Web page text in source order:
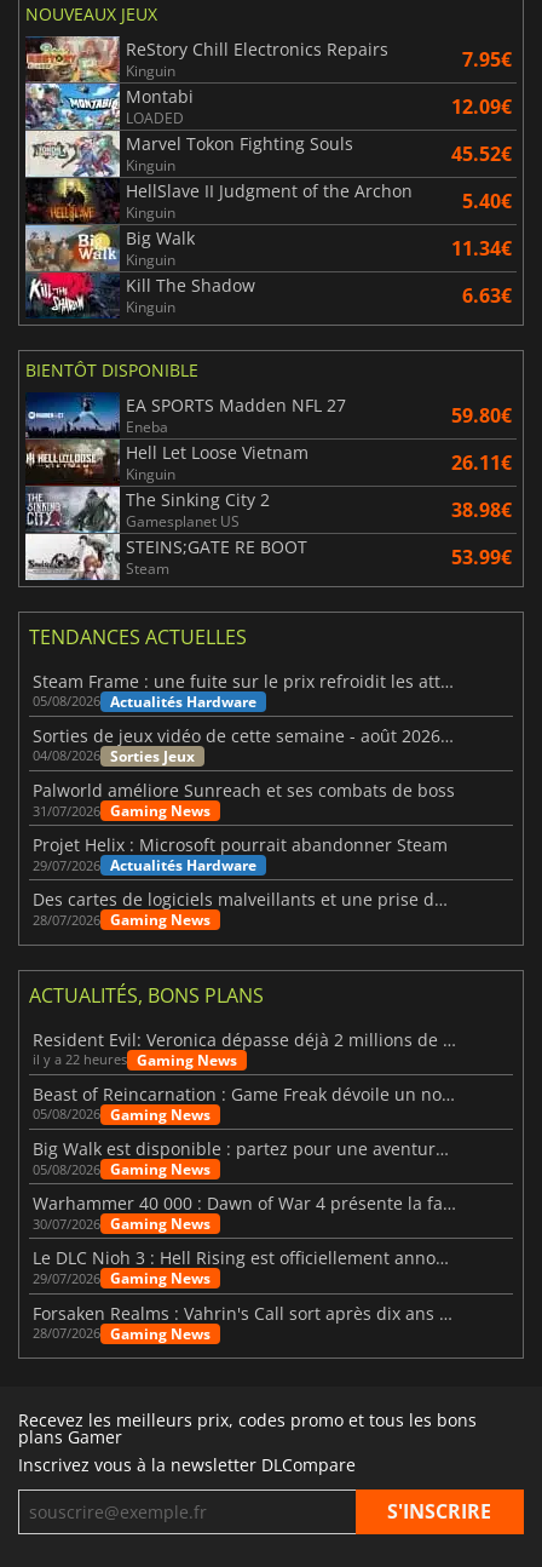
NOUVEAUX JEUX
ReStory Chill Electronics Repairs
Kinguin 7.95€
Montabi
LOADED 12.09€
Marvel Tokon Fighting Souls
Kinguin 45.52€
HellSlave II Judgment of the Archon
Kinguin 5.40€
Big Walk
Kinguin 11.34€
Kill The Shadow
Kinguin 6.63€
BIENTÔT DISPONIBLE
EA SPORTS Madden NFL 27
Eneba 59.80€
Hell Let Loose Vietnam
Kinguin 26.11€
The Sinking City 2
Gamesplanet US 38.98€
STEINS;GATE RE BOOT
Steam 53.99€
TENDANCES ACTUELLES
Steam Frame : une fuite sur le prix refroidit les attentes VR
05/08/2026 Actualités Hardware
Sorties de jeux vidéo de cette semaine - août 2026 (semaine 32)
04/08/2026 Sorties Jeux
Palworld améliore Sunreach et ses combats de boss
31/07/2026 Gaming News
Projet Helix : Microsoft pourrait abandonner Steam
29/07/2026 Actualités Hardware
Des cartes de logiciels malveillants et une prise de contrôle de Discord ont touché Meccha Chameleon
28/07/2026 Gaming News
ACTUALITÉS, BONS PLANS
Resident Evil: Veronica dépasse déjà 2 millions de wishlists
il y a 22 heures Gaming News
Beast of Reincarnation : Game Freak dévoile un nouveau pari
05/08/2026 Gaming News
Big Walk est disponible : partez pour une aventure entre amis
05/08/2026 Gaming News
Warhammer 40 000 : Dawn of War 4 présente la faction des Nécrons
30/07/2026 Gaming News
Le DLC Nioh 3 : Hell Rising est officiellement annoncé
29/07/2026 Gaming News
Forsaken Realms : Vahrin's Call sort après dix ans de développement
28/07/2026 Gaming News
Recevez les meilleurs prix, codes promo et tous les bons
plans Gamer
Inscrivez vous à la newsletter DLCompare